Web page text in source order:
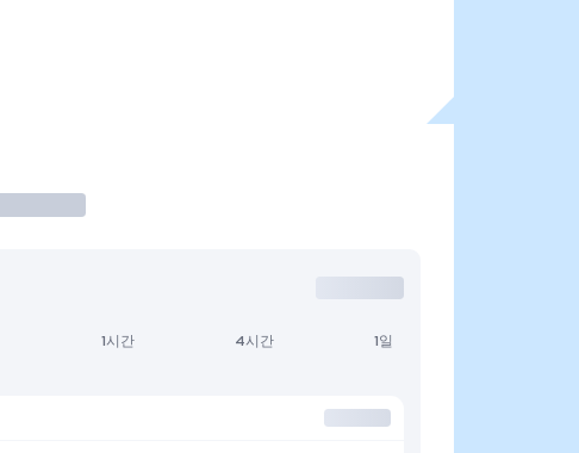
1시간 4시간 1일